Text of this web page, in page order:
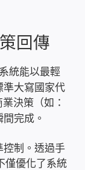
回傳
統能以最輕
大寫國家代
決策（如：
完成。
制。透過手
僅優化了系統